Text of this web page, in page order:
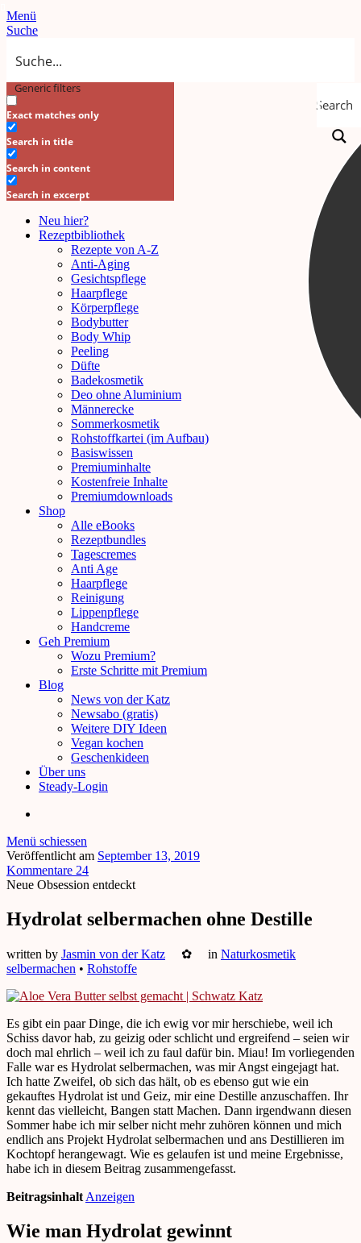
Menü
Suche
Search
Generic filters
Exact matches only
Search in title
Search in content
Search in excerpt
Neu hier?
Rezeptbibliothek
Rezepte von A-Z
Anti-Aging
Gesichtspflege
Haarpflege
Körperpflege
Bodybutter
Body Whip
Peeling
Düfte
Badekosmetik
Deo ohne Aluminium
Männerecke
Sommerkosmetik
Rohstoffkartei (im Aufbau)
Basiswissen
Premiuminhalte
Kostenfreie Inhalte
Premiumdownloads
Shop
Alle eBooks
Rezeptbundles
Tagescremes
Anti Age
Haarpflege
Reinigung
Lippenpflege
Handcreme
Geh Premium
Wozu Premium?
Erste Schritte mit Premium
Blog
News von der Katz
Newsabo (gratis)
Weitere DIY Ideen
Vegan kochen
Geschenkideen
Über uns
Steady-Login
Menü schiessen
Veröffentlicht am September 13, 2019
Kommentare 24
Neue Obsession entdeckt
Hydrolat selbermachen ohne Destille
written by Jasmin von der Katz ✿ in Naturkosmetik
selbermachen • Rohstoffe
Es gibt ein paar Dinge, die ich ewig vor mir herschiebe, weil ich
Schiss davor hab, zu geizig oder schlicht und ergreifend – seien wir
doch mal ehrlich – weil ich zu faul dafür bin. Miau! Im vorliegenden
Falle war es Hydrolat selbermachen, was mir Angst eingejagt hat.
Ich hatte Zweifel, ob sich das hält, ob es ebenso gut wie ein
gekauftes Hydrolat ist und Geiz, mir eine Destille anzuschaffen. Ihr
kennt das vielleicht, Bangen statt Machen. Dann irgendwann diesen
Sommer habe ich mir selber nicht mehr zuhören können und mich
endlich ans Projekt Hydrolat selbermachen und ans Destillieren im
Kochtopf herangewagt. Wie es gelaufen ist und meine Ergebnisse,
habe ich in diesem Beitrag zusammengefasst.
Beitragsinhalt Anzeigen
Wie man Hydrolat gewinnt